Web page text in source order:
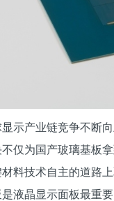
示产业链竞争不断
仅为国产玻璃基板
料技术自主的道路上
液晶显示面板最重